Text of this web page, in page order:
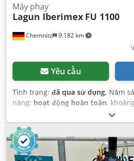
Chemnitz 9.182 km
Máy phay
Lagun Iberimex FU 1100
Yêu cầu
Tình trạng: đã qua sử dụng, Năm
năng: hoạt động hoàn toàn,
, khoảng cách di chuyển
cách di chuyển trục Z:500 mm, tốc
1.800 vòng/phút
, tốc độ trục chính
tổng chiều cao: 2.000 mm, tổng
tổng chiều dài: 1.900 mm, trọng